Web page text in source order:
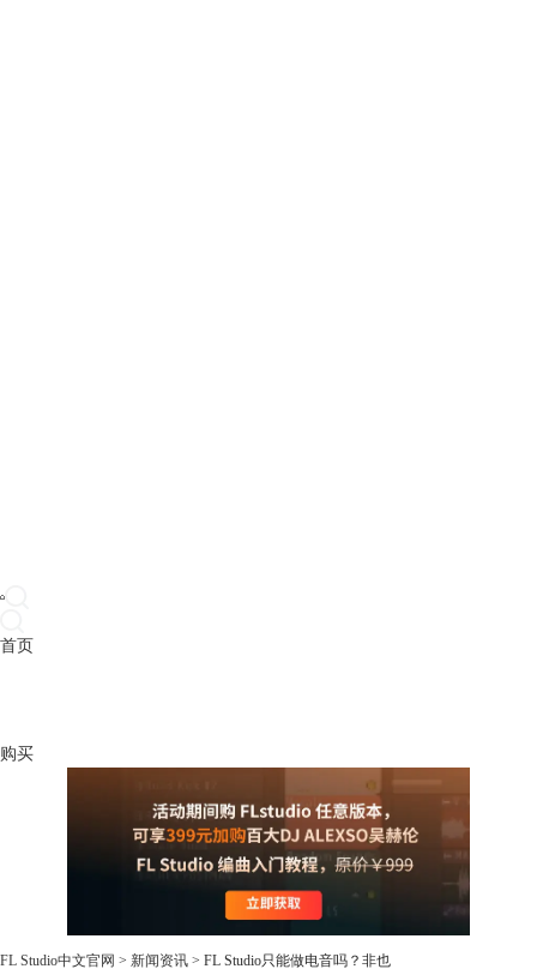
首页
购买
FL Studio中文官网 > 新闻资讯 > FL Studio只能做电音吗？非也